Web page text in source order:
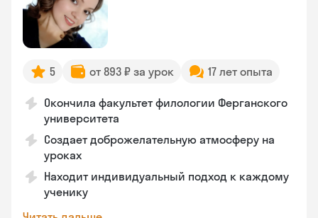
5 от 893 ₽ за урок 17 лет опыта
Окончила факультет филологии Ферганского
университета
Создает доброжелательную атмосферу на
уроках
Находит индивидуальный подход к каждому
ученику